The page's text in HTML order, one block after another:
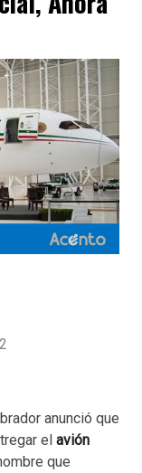
anunció que
el avión
que